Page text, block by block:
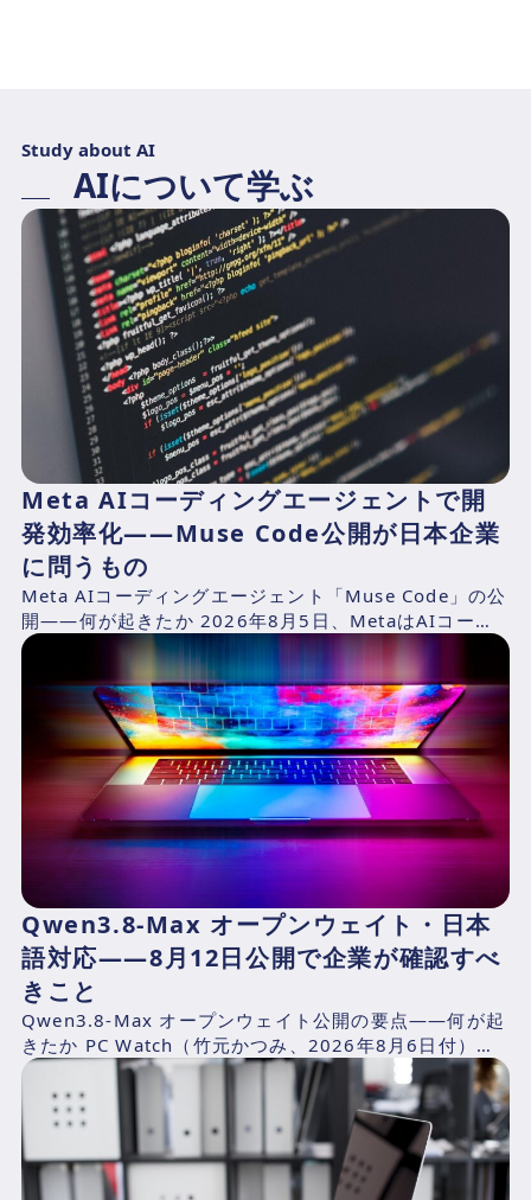
Study about AI
AIについて学ぶ
Meta AIコーディングエージェントで開
発効率化——Muse Code公開が日本企業
に問うもの
Meta AIコーディングエージェント「Muse Code」の公
開——何が起きたか 2026年8月5日、MetaはAIコーデ
ィングエージェント「Muse Cod...
Qwen3.8-Max オープンウェイト・日本
語対応——8月12日公開で企業が確認すべ
きこと
Qwen3.8-Max オープンウェイト公開の要点——何が起
きたか PC Watch（竹元かつみ、2026年8月6日付）の
報道によれば、AlibabaのQwen...